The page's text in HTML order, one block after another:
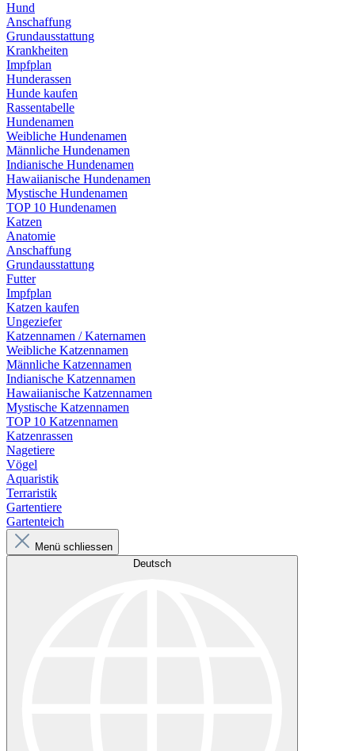
Hund
Anschaffung
Grundausstattung
Krankheiten
Impfplan
Hunderassen
Hunde kaufen
Rassentabelle
Hundenamen
Weibliche Hundenamen
Männliche Hundenamen
Indianische Hundenamen
Hawaiianische Hundenamen
Mystische Hundenamen
TOP 10 Hundenamen
Katzen
Anatomie
Anschaffung
Grundausstattung
Futter
Impfplan
Katzen kaufen
Ungeziefer
Katzennamen / Katernamen
Weibliche Katzennamen
Männliche Katzennamen
Indianische Katzennamen
Hawaiianische Katzennamen
Mystische Katzennamen
TOP 10 Katzennamen
Katzenrassen
Nagetiere
Vögel
Aquaristik
Terraristik
Gartentiere
Gartenteich
Menü schliessen
Deutsch